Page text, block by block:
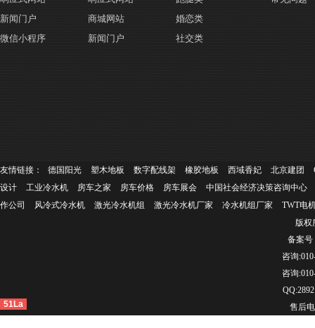
新闻门户
微信小程序
商城网站
新闻门户
婚恋类
社交类
友情链接： 德国阳光 塑木地板 数字配线架 橡胶地板 西域香妃 北京建团
设计
工业冷水机 房车之家 房车价格 房车展会
中国社会经济决策咨询中心
作公司
风冷式冷水机 激光冷水机组 激光冷水机厂家 冷水机组厂家
TWT电
版权
备案号
咨询
咨询
售后
51La